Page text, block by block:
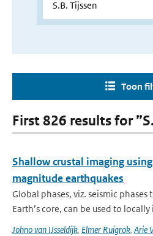
Toon
First 826 results for
Shallow crustal imaging
magnitude earthquakes
Global phases, viz. seismic
Earth’s core, can be used to locally
Johno van IJsseldijk, Elmer Ruigrok, Arie